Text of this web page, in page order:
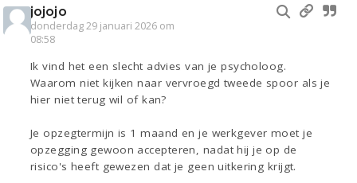
jojojo
donderdag 29 januari 2026 om
08:58
Ik vind het een slecht advies van je psycholoog.
Waarom niet kijken naar vervroegd tweede spoor als je
hier niet terug wil of kan?
Je opzegtermijn is 1 maand en je werkgever moet je
opzegging gewoon accepteren, nadat hij je op de
risico's heeft gewezen dat je geen uitkering krijgt.